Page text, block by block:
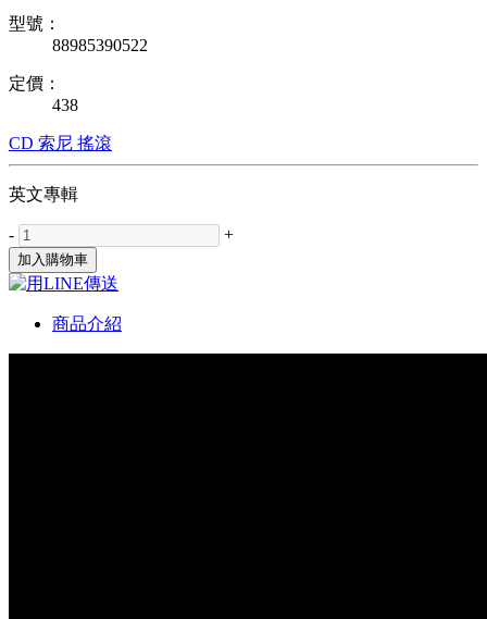
型號：
88985390522
定價：
438
CD 索尼 搖滾
英文專輯
- +
加入購物車
商品介紹